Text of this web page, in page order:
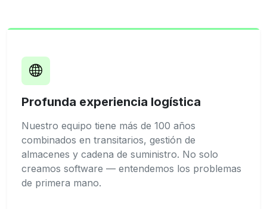
Profunda experiencia logística
Nuestro equipo tiene más de 100 años
combinados en transitarios, gestión de
almacenes y cadena de suministro. No solo
creamos software — entendemos los problemas
de primera mano.